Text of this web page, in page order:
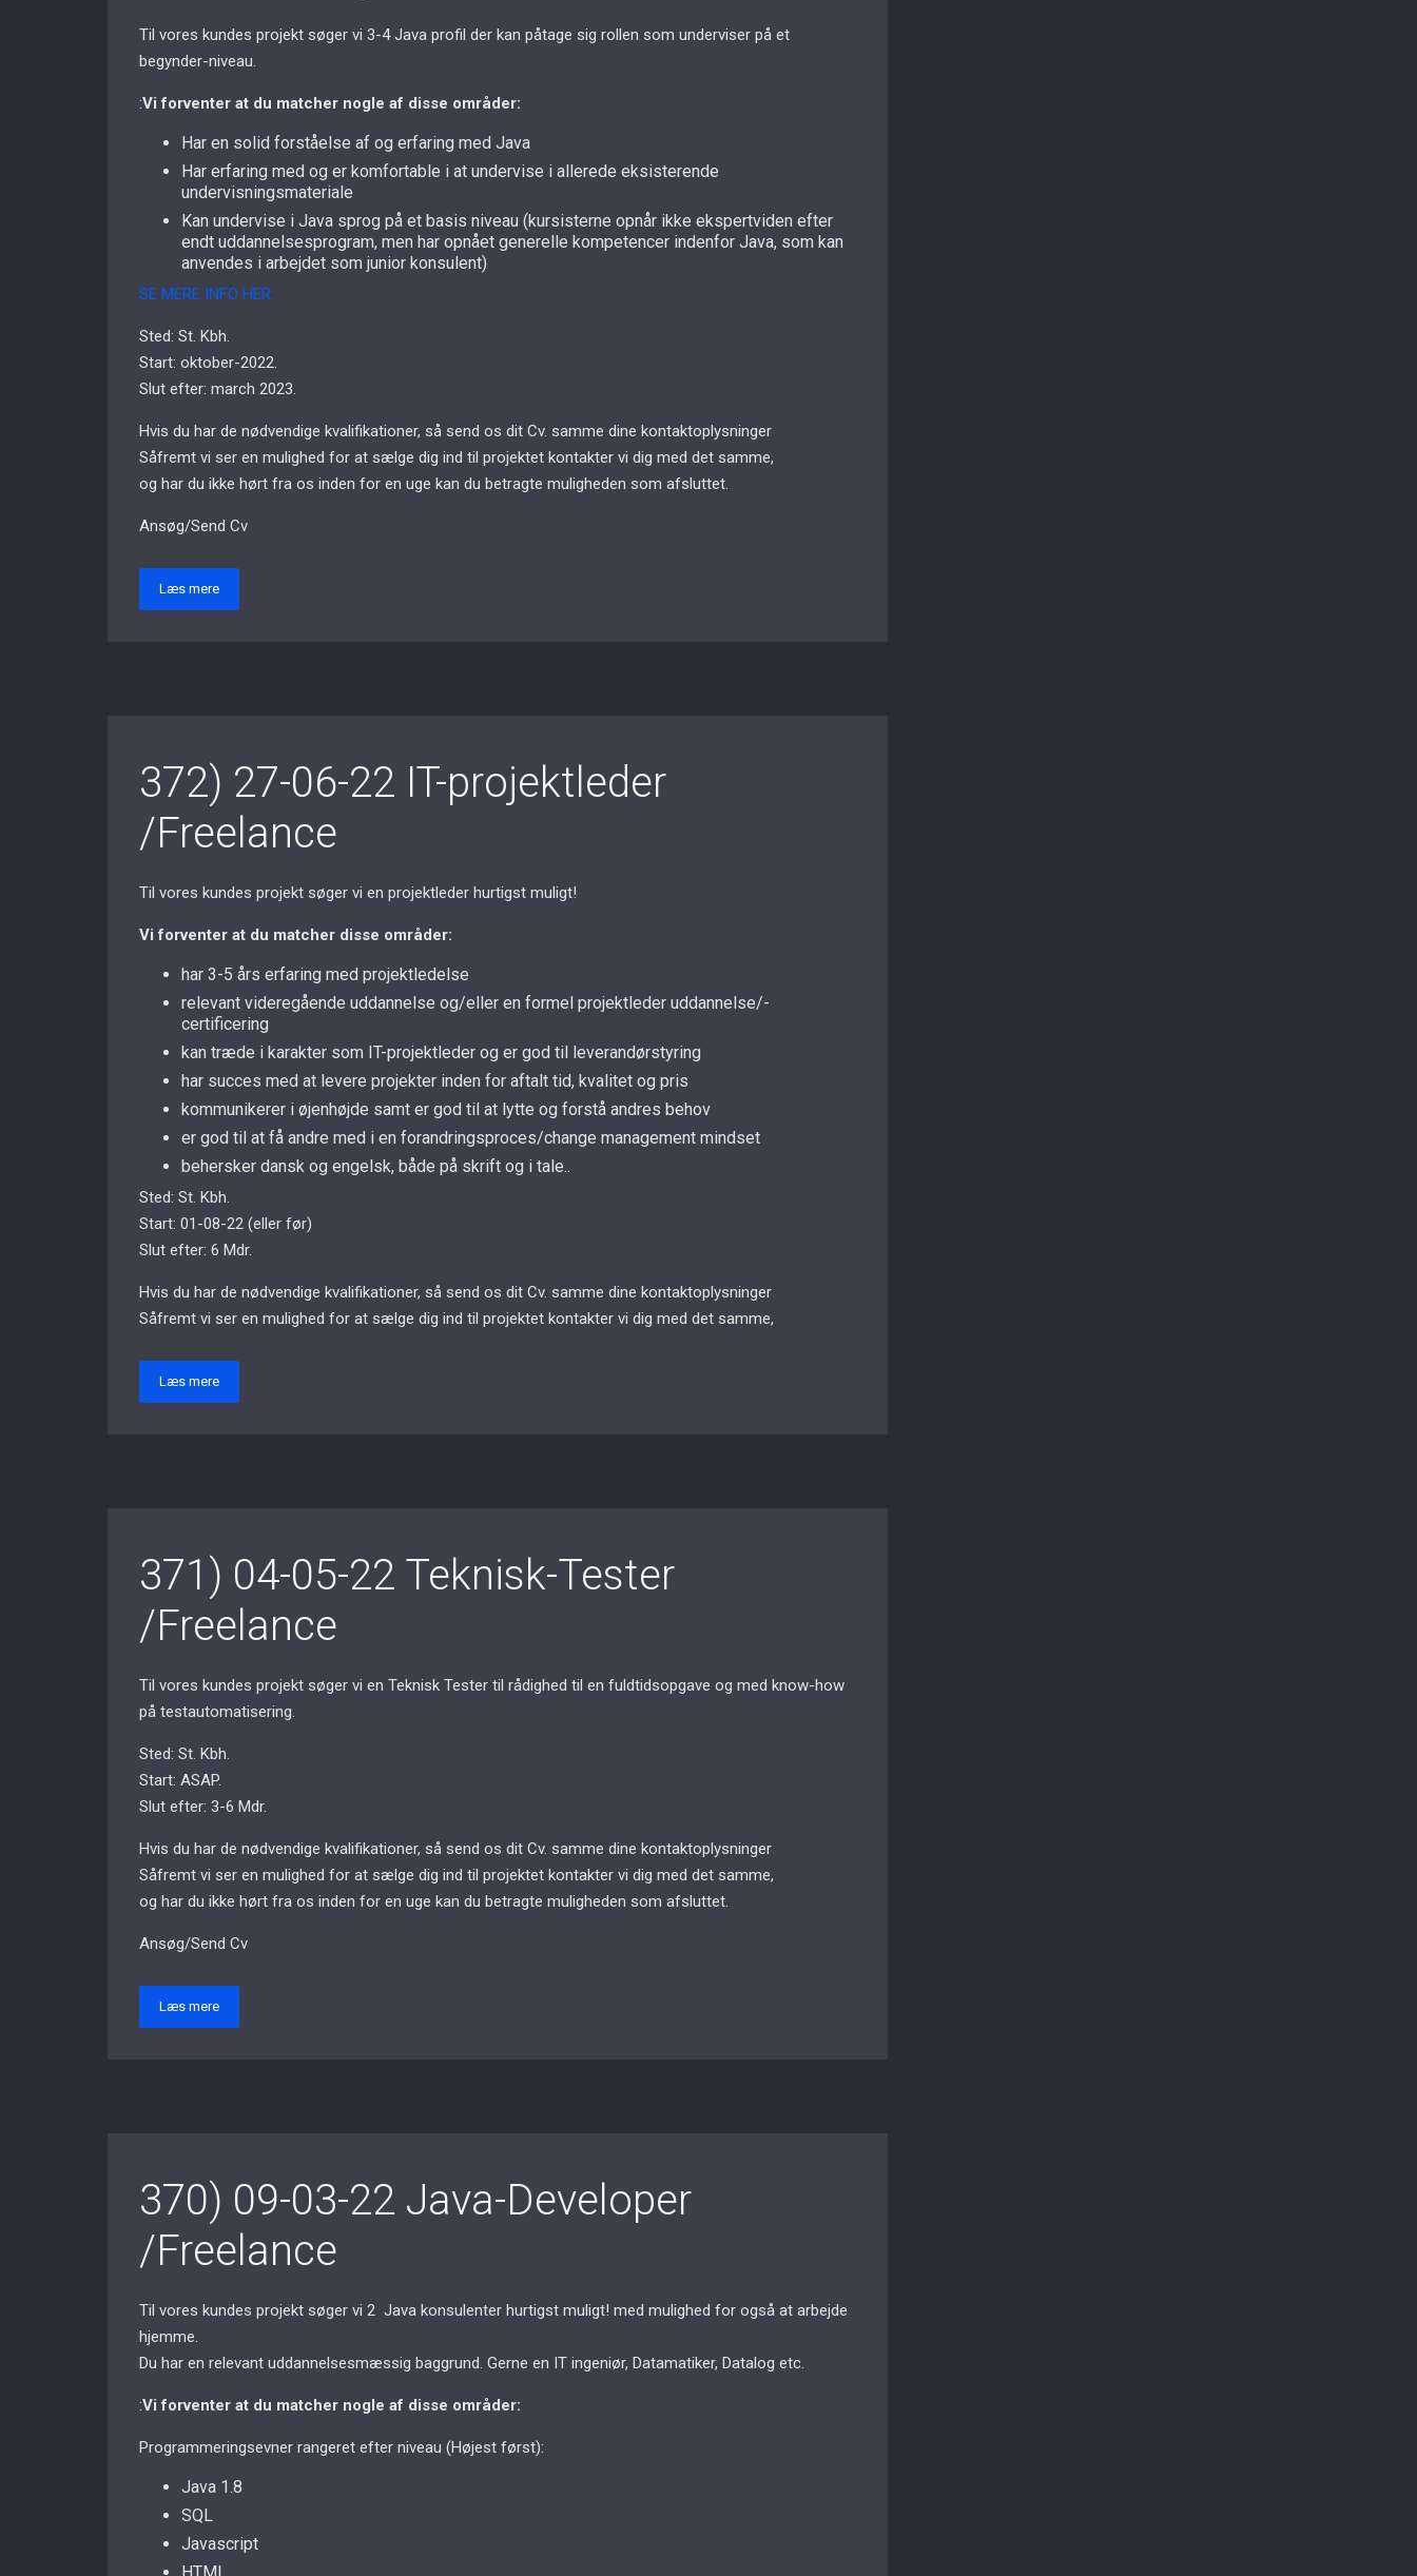
Til vores kundes projekt søger vi 3-4 Java profil der kan påtage sig rollen som underviser på et
begynder-niveau.
:Vi forventer at du matcher nogle af disse områder:
Har en solid forståelse af og erfaring med Java
Har erfaring med og er komfortable i at undervise i allerede eksisterende
undervisningsmateriale
Kan undervise i Java sprog på et basis niveau (kursisterne opnår ikke ekspertviden efter
endt uddannelsesprogram, men har opnået generelle kompetencer indenfor Java, som kan
anvendes i arbejdet som junior konsulent)
SE MERE INFO HER:
Sted: St. Kbh.
Start: oktober-2022.
Slut efter: march 2023.
Hvis du har de nødvendige kvalifikationer, så send os dit Cv. samme dine kontaktoplysninger
Såfremt vi ser en mulighed for at sælge dig ind til projektet kontakter vi dig med det samme,
og har du ikke hørt fra os inden for en uge kan du betragte muligheden som afsluttet.
Ansøg/Send Cv
Læs mere
372) 27-06-22 IT-projektleder
/Freelance
Til vores kundes projekt søger vi en projektleder hurtigst muligt!
Vi forventer at du matcher disse områder:
har 3-5 års erfaring med projektledelse
relevant videregående uddannelse og/eller en formel projektleder uddannelse/-
certificering
kan træde i karakter som IT-projektleder og er god til leverandørstyring
har succes med at levere projekter inden for aftalt tid, kvalitet og pris
kommunikerer i øjenhøjde samt er god til at lytte og forstå andres behov
er god til at få andre med i en forandringsproces/change management mindset
behersker dansk og engelsk, både på skrift og i tale..
Sted: St. Kbh.
Start: 01-08-22 (eller før)
Slut efter: 6 Mdr.
Hvis du har de nødvendige kvalifikationer, så send os dit Cv. samme dine kontaktoplysninger
Såfremt vi ser en mulighed for at sælge dig ind til projektet kontakter vi dig med det samme,
Læs mere
371) 04-05-22 Teknisk-Tester
/Freelance
Til vores kundes projekt søger vi en Teknisk Tester til rådighed til en fuldtidsopgave og med know-how
på testautomatisering.
Sted: St. Kbh.
Start: ASAP.
Slut efter: 3-6 Mdr.
Hvis du har de nødvendige kvalifikationer, så send os dit Cv. samme dine kontaktoplysninger
Såfremt vi ser en mulighed for at sælge dig ind til projektet kontakter vi dig med det samme,
og har du ikke hørt fra os inden for en uge kan du betragte muligheden som afsluttet.
Ansøg/Send Cv
Læs mere
370) 09-03-22 Java-Developer
/Freelance
Til vores kundes projekt søger vi 2 Java konsulenter hurtigst muligt! med mulighed for også at arbejde
hjemme.
Du har en relevant uddannelsesmæssig baggrund. Gerne en IT ingeniør, Datamatiker, Datalog etc.
:Vi forventer at du matcher nogle af disse områder:
Programmeringsevner rangeret efter niveau (Højest først):
Java 1.8
SQL
Javascript